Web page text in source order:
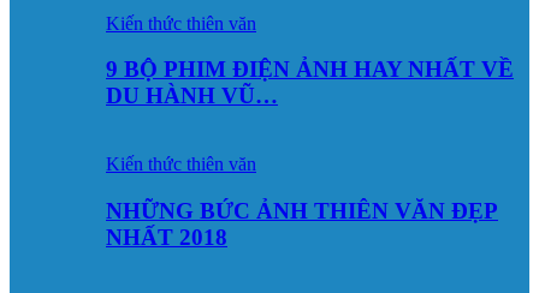
Kiến thức thiên văn
9 BỘ PHIM ĐIỆN ẢNH HAY NHẤT VỀ
DU HÀNH VŨ…
Kiến thức thiên văn
NHỮNG BỨC ẢNH THIÊN VĂN ĐẸP
NHẤT 2018